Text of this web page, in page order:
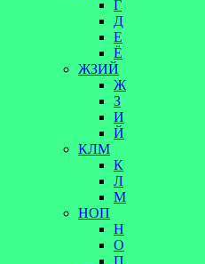
Г
Д
Е
Ё
ЖЗИЙ
Ж
З
И
Й
КЛМ
К
Л
М
НОП
Н
О
П